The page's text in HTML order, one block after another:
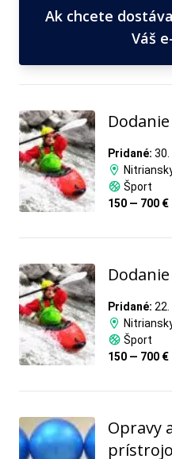
Ak chcete
Váš
Pridané: 30.
Šport
150 — 700 €
Pridané: 22.
Šport
150 — 700 €
Opravy